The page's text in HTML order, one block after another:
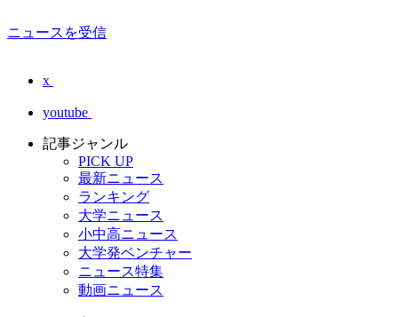
ニュースを受信
x
youtube
記事ジャンル
PICK UP
最新ニュース
ランキング
大学ニュース
小中高ニュース
大学発ベンチャー
ニュース特集
動画ニュース